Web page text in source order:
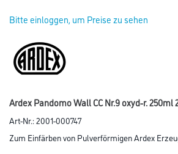
Bitte einloggen, um Preise zu sehen
Ardex Pandomo Wall CC Nr.9 oxyd-r. 250ml
Art-Nr.:2001-000747
Zum Einfärben von Pulverförmigen Ardex